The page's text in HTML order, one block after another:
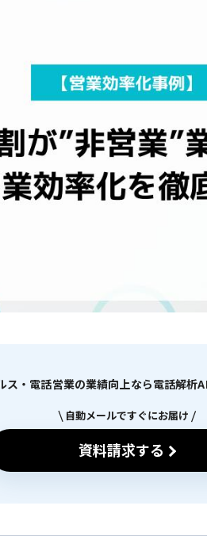
ス・電話営業の業績向上なら電話解析
自動メールですぐにお届け
資料請求する